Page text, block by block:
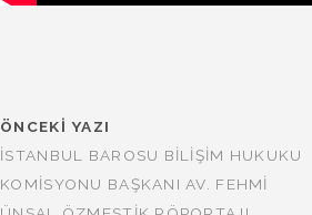
ÖNCEKI YAZI
İSTANBUL BAROSU BILIŞIM HUKUKU
KOMISYONU BAŞKANI AV. FEHMI